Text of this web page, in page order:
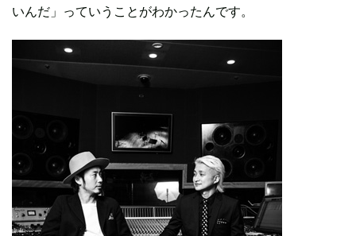
いんだ」っていうことがわかったんです。